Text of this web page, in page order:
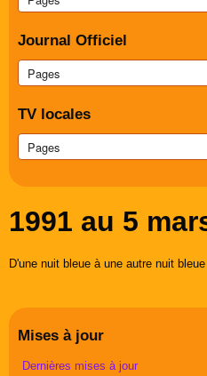
Journal Officiel
TV locales
1991 au 5
D'une nuit bleue à une autre nuit bleue
Mises à jour
Dernières mises à jour